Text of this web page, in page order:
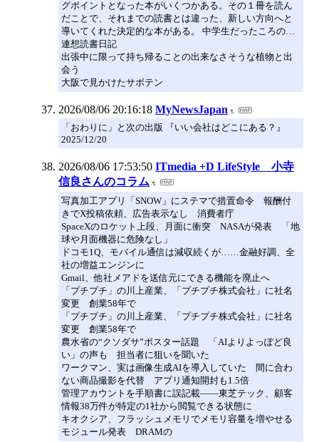
グポイントとなった本がいくつかある。その１冊を読ん
だことで、それまでの読書とは違った、新しい方向へと
導いてくれた決定的な本がある。 中学生だったころの…
連想読書日記
出張中に限って持ち帰ることの出来なさそうな植物と出
会う
大阪で見かけたサボテン
2026/08/06 20:16:18 MyNewsJapan
「おわりに」と次の出版 『いい会社はどこにある？』
2025/12/20
2026/08/06 17:53:50 ITmedia +D LifeStyle 小寺
信良さんのコラム
写真加工アプリ「SNOW」にステマで措置命令 報酬付
きでX投稿依頼、広告表示なし 消費者庁
SpaceXのロケット上段、月面に衝突 NASAが発表 「地
球や月面機器に危険なし」
ドコモ1Q、モバイル通信は減収続くが……金融好調、全
社の増益エンジンに
Gmail、他社メアドを送信元にできる機能を廃止へ
「プチプチ」の川上産業、「プチプチ株式会社」に社名
変更 創業58年で
「プチプチ」の川上産業、「プチプチ株式会社」に社名
変更 創業58年で
農水省の“クソダサ”ポスター話題 「AIよりよっぽど良
い」の声も 担当者に狙いを聞いた
ワークマン、実は画像生成AIを導入していた 間に合わ
ない商品撮影を代替 アプリ通知開封も1.5倍
管理アカウントを手順書に誤記載――東芝テック、顧客
情報38万件が特定の1社から閲覧できる状態に
キオクシア、フラッシュメモリでメモリ容量を増やせる
モジュール発表 DRAMの